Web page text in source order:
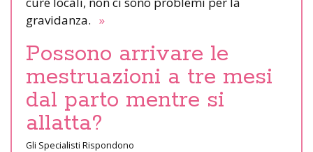
gravidanza. »
Possono arrivare le
mestruazioni a tre mesi
dal parto mentre si
allatta?
Gli Specialisti Rispondono